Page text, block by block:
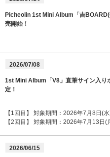
Picheolin 1st Mini Album「吉
売開始！
2026/07/08
1st Mini Album「V8」直筆サイン入り
定！
【1回目】 対象期間：2026年7月8日(
【2回目】 対象期間：2026年7月13日
2026/06/15